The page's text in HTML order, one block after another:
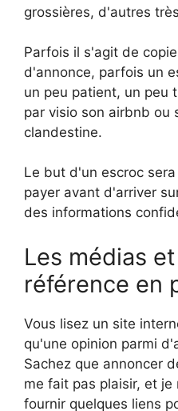
grossières, d'autres
Parfois il s'agit de
d'annonce, parfois un
un peu patient, un peu
par visio son airbnb ou
clandestine.
Le but d'un escroc
payer avant d'arriver
des informations
Les médias
référence en
Vous lisez un site
qu'une opinion parmi
Sachez que annoncer
me fait pas plaisir, et
fournir quelques liens